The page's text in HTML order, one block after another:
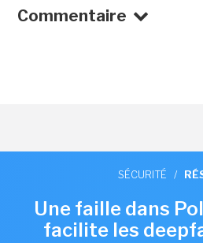
Commentaire
SÉCURITÉ /
Une faille dans
facilite les